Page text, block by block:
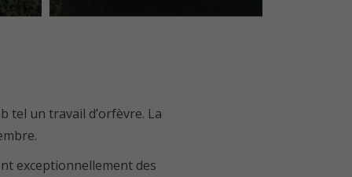
tel un travail d’orfèvre. La
exceptionnellement des